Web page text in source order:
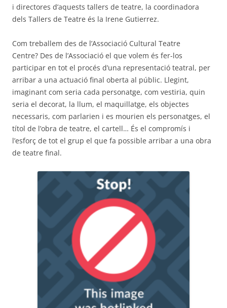
i directores d’aquests tallers de teatre, la coordinadora
dels Tallers de Teatre és la Irene Gutierrez.
Com treballem des de l’Associació Cultural Teatre
Centre? Des de l’Associació el que volem és fer-los
participar en tot el procés d’una representació teatral, per
arribar a una actuació final oberta al públic. Llegint,
imaginant com seria cada personatge, com vestiria, quin
seria el decorat, la llum, el maquillatge, els objectes
necessaris, com parlarien i es mourien els personatges, el
títol de l’obra de teatre, el cartell… És el compromís i
l’esforç de tot el grup el que fa possible arribar a una obra
de teatre final.